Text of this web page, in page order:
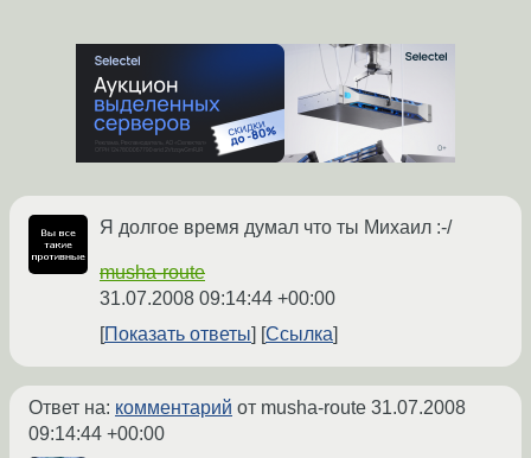
Я долгое время думал что ты Михаил :-/
musha-route
31.07.2008 09:14:44 +00:00
Показать ответы
Ссылка
Ответ на: комментарий от musha-route 31.07.2008
09:14:44 +00:00